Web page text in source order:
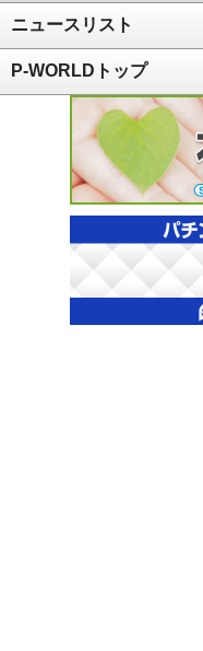
ニュースリスト
P-WORLDトップ